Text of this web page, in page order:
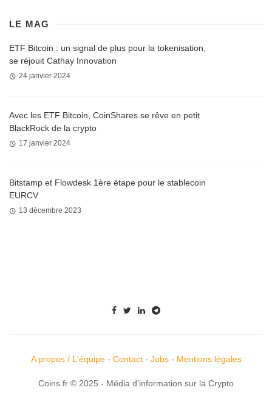
LE MAG
ETF Bitcoin : un signal de plus pour la tokenisation,
se réjouit Cathay Innovation
24 janvier 2024
Avec les ETF Bitcoin, CoinShares se rêve en petit
BlackRock de la crypto
17 janvier 2024
Bitstamp et Flowdesk 1ère étape pour le stablecoin
EURCV
13 décembre 2023
A propos / L'équipe- Contact- Jobs- Mentions légales
Coins.fr © 2025 - Média d'information sur la Crypto